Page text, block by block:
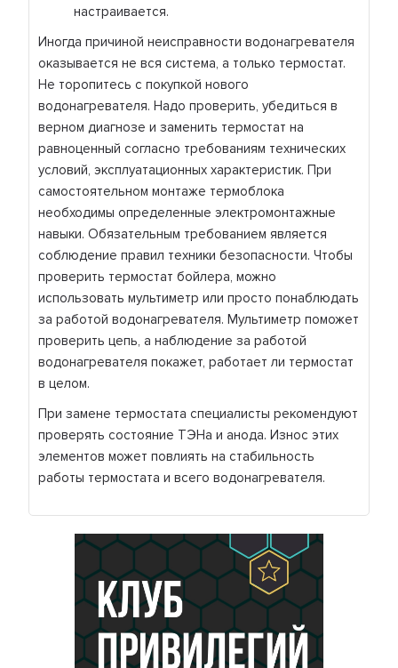
настраивается.
Иногда причиной неисправности водонагревателя
оказывается не вся система, а только термостат.
Не торопитесь с покупкой нового
водонагревателя. Надо проверить, убедиться в
верном диагнозе и заменить термостат на
равноценный согласно требованиям технических
условий, эксплуатационных характеристик. При
самостоятельном монтаже термоблока
необходимы определенные электромонтажные
навыки. Обязательным требованием является
соблюдение правил техники безопасности. Чтобы
проверить термостат бойлера, можно
использовать мультиметр или просто понаблюдать
за работой водонагревателя. Мультиметр поможет
проверить цепь, а наблюдение за работой
водонагревателя покажет, работает ли термостат
в целом.
При замене термостата специалисты рекомендуют
проверять состояние ТЭНа и анода. Износ этих
элементов может повлиять на стабильность
работы термостата и всего водонагревателя.